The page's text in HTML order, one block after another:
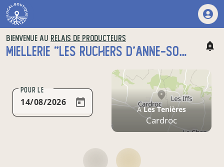
BIENVENUE AU RELAIS DE PRODUCTEURS
MIELLERIE "LES RUCHERS D'ANNE-SOPHIE"
POUR LE
ÀLes Tenières
Cardroc